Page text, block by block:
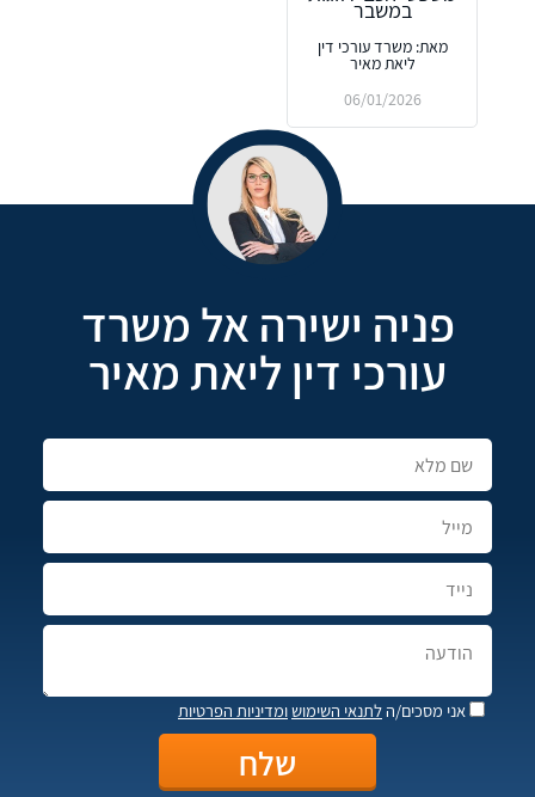
במשבר
מאת: משרד עורכי דין
ליאת מאיר
06/01/2026
פניה ישירה אל משרד
עורכי דין ליאת מאיר
אני מסכים/הלתנאי השימושומדיניות הפרטיות